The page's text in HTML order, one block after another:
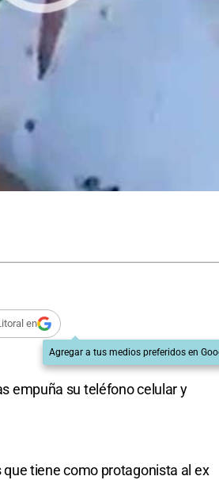
en
Agregar a tus medios preferidos en
empuña su teléfono celular y
tiene como protagonista al ex